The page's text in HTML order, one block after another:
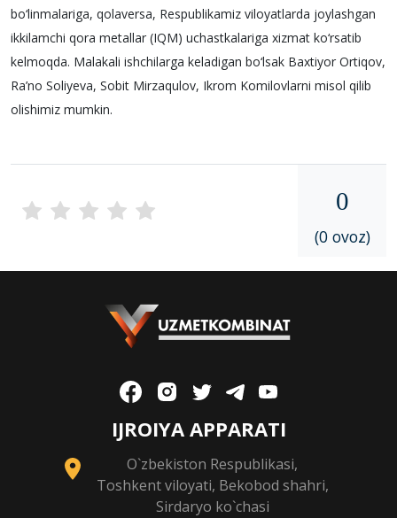
bo‘linmalariga, qolaversa, Respublikamiz viloyatlarda joylashgan
ikkilamchi qora metallar (IQM) uchastkalariga xizmat ko‘rsatib
kelmoqda. Malakali ishchilarga keladigan bo‘lsak Baxtiyor Ortiqov,
Ra’no Soliyeva, Sobit Mirzaqulov, Ikrom Komilovlarni misol qilib
olishimiz mumkin.
0
(0 ovoz)
IJROIYA APPARATI
O`zbekiston Respublikasi,
Toshkent viloyati, Bekobod shahri,
Sirdaryo ko`chasi